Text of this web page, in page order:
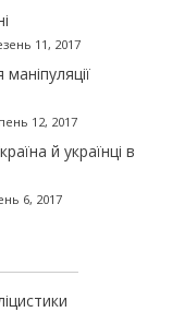
11, 2017
12, 2017
й українці в
6, 2017